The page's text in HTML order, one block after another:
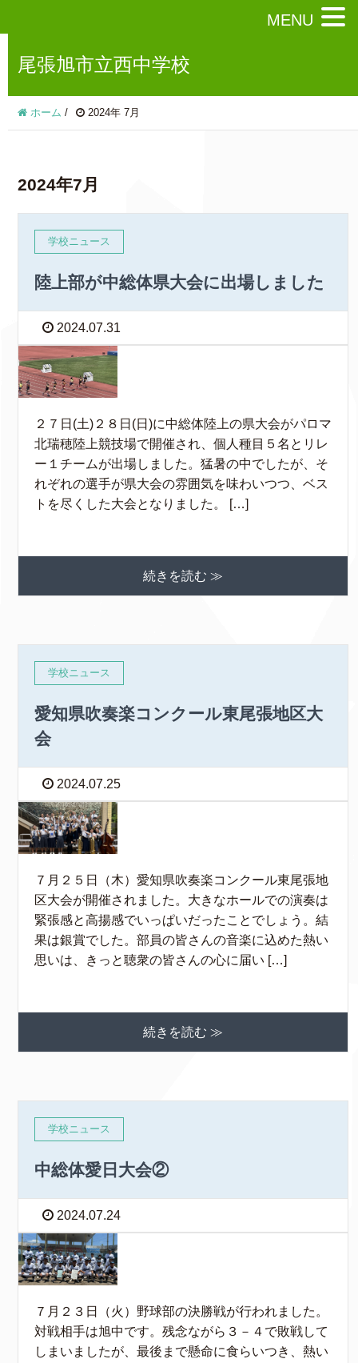
尾張旭市立西中学校
ホーム / 2024年 7月
2024年7月
学校ニュース
陸上部が中総体県大会に出場しました
2024.07.31
２７日(土)２８日(日)に中総体陸上の県大会がパロマ
北瑞穂陸上競技場で開催され、個人種目５名とリレ
ー１チームが出場しました。猛暑の中でしたが、そ
れぞれの選手が県大会の雰囲気を味わいつつ、ベス
トを尽くした大会となりました。 […]
続きを読む ≫
学校ニュース
愛知県吹奏楽コンクール東尾張地区大
会
2024.07.25
７月２５日（木）愛知県吹奏楽コンクール東尾張地
区大会が開催されました。大きなホールでの演奏は
緊張感と高揚感でいっぱいだったことでしょう。結
果は銀賞でした。部員の皆さんの音楽に込めた熱い
思いは、きっと聴衆の皆さんの心に届い […]
続きを読む ≫
学校ニュース
中総体愛日大会②
2024.07.24
７月２３日（火）野球部の決勝戦が行われました。
対戦相手は旭中です。残念ながら３－４で敗戦して
しまいましたが、最後まで懸命に食らいつき、熱い
MENU